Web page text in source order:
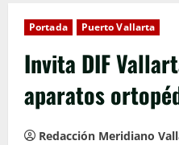
Portada Puerto Vallarta
Invita DIF
aparatos
Redacción Meridiano